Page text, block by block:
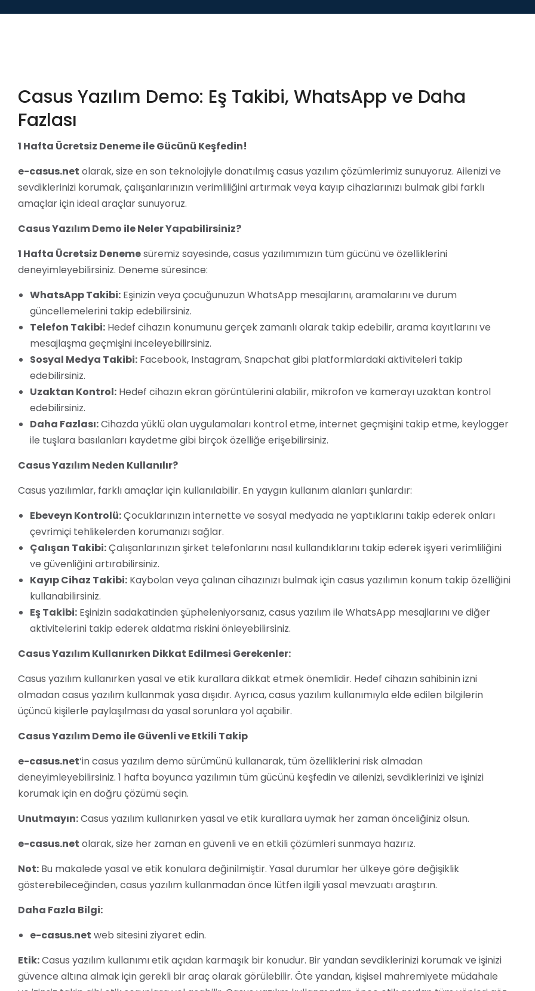
Casus Yazılım Demo: Eş Takibi, WhatsApp ve Daha
Fazlası
1 Hafta Ücretsiz Deneme ile Gücünü Keşfedin!
e-casus.net olarak, size en son teknolojiyle donatılmış casus yazılım çözümlerimiz sunuyoruz. Ailenizi ve
sevdiklerinizi korumak, çalışanlarınızın verimliliğini artırmak veya kayıp cihazlarınızı bulmak gibi farklı
amaçlar için ideal araçlar sunuyoruz.
Casus Yazılım Demo ile Neler Yapabilirsiniz?
1 Hafta Ücretsiz Denemesüremiz sayesinde, casus yazılımımızın tüm gücünü ve özelliklerini
deneyimleyebilirsiniz. Deneme süresince:
WhatsApp Takibi: Eşinizin veya çocuğunuzun WhatsApp mesajlarını, aramalarını ve durum
güncellemelerini takip edebilirsiniz.
Telefon Takibi: Hedef cihazın konumunu gerçek zamanlı olarak takip edebilir, arama kayıtlarını ve
mesajlaşma geçmişini inceleyebilirsiniz.
Sosyal Medya Takibi: Facebook, Instagram, Snapchat gibi platformlardaki aktiviteleri takip
edebilirsiniz.
Uzaktan Kontrol: Hedef cihazın ekran görüntülerini alabilir, mikrofon ve kamerayı uzaktan kontrol
edebilirsiniz.
Daha Fazlası:Cihazda yüklü olan uygulamaları kontrol etme, internet geçmişini takip etme, keylogger
ile tuşlara basılanları kaydetme gibi birçok özelliğe erişebilirsiniz.
Casus Yazılım Neden Kullanılır?
Casus yazılımlar, farklı amaçlar için kullanılabilir. En yaygın kullanım alanları şunlardır:
Ebeveyn Kontrolü:Çocuklarınızın internette ve sosyal medyada ne yaptıklarını takip ederek onları
çevrimiçi tehlikelerden korumanızı sağlar.
Çalışan Takibi:Çalışanlarınızın şirket telefonlarını nasıl kullandıklarını takip ederek işyeri verimliliğini
ve güvenliğini artırabilirsiniz.
Kayıp Cihaz Takibi: Kaybolan veya çalınan cihazınızı bulmak için casus yazılımın konum takip özelliğini
kullanabilirsiniz.
Eş Takibi: Eşinizin sadakatinden şüpheleniyorsanız, casus yazılım ile WhatsApp mesajlarını ve diğer
aktivitelerini takip ederek aldatma riskini önleyebilirsiniz.
Casus Yazılım Kullanırken Dikkat Edilmesi Gerekenler:
Casus yazılım kullanırken yasal ve etik kurallara dikkat etmek önemlidir. Hedef cihazın sahibinin izni
olmadan casus yazılım kullanmak yasa dışıdır. Ayrıca, casus yazılım kullanımıyla elde edilen bilgilerin
üçüncü kişilerle paylaşılması da yasal sorunlara yol açabilir.
Casus Yazılım Demo ile Güvenli ve Etkili Takip
e-casus.net‘in casus yazılım demo sürümünü kullanarak, tüm özelliklerini risk almadan
deneyimleyebilirsiniz. 1 hafta boyunca yazılımın tüm gücünü keşfedin ve ailenizi, sevdiklerinizi ve işinizi
korumak için en doğru çözümü seçin.
Unutmayın:Casus yazılım kullanırken yasal ve etik kurallara uymak her zaman önceliğiniz olsun.
e-casus.net olarak, size her zaman en güvenli ve en etkili çözümleri sunmaya hazırız.
Not: Bu makalede yasal ve etik konulara değinilmiştir. Yasal durumlar her ülkeye göre değişiklik
gösterebileceğinden, casus yazılım kullanmadan önce lütfen ilgili yasal mevzuatı araştırın.
Daha Fazla Bilgi:
e-casus.net web sitesini ziyaret edin.
Etik:Casus yazılım kullanımı etik açıdan karmaşık bir konudur. Bir yandan sevdiklerinizi korumak ve işinizi
güvence altına almak için gerekli bir araç olarak görülebilir. Öte yandan, kişisel mahremiyete müdahale